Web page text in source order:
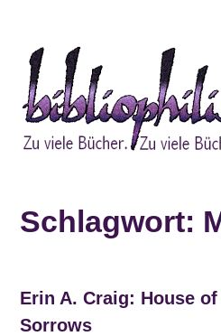
springen
Schlagwort:
Erin A. Craig: House
Sorrows